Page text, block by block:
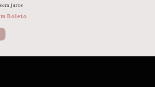
sem juros
Boleto